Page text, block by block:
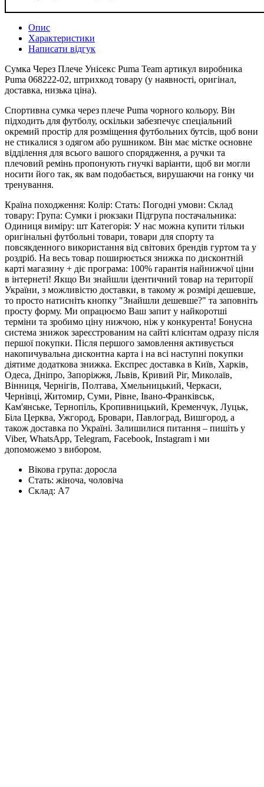
Опис
Характеристики
Написати відгук
Сумка Через Плече Унісекс Puma Team артикул виробника
Puma 068222-02, штрихкод товару (у наявності, оригінал,
доставка, низька ціна).
Спортивна сумка через плече Puma чорного кольору. Він
підходить для футболу, оскільки забезпечує спеціальний
окремий простір для розміщення футбольних бутсів, щоб вони
не стикалися з одягом або рушником. Він має містке основне
відділення для всього вашого спорядження, а ручки та
плечовий ремінь пропонують гнучкі варіанти, щоб ви могли
носити його так, як вам подобається, вирушаючи на гонку чи
тренування.
Країна походження: Колір: Стать: Погодні умови: Склад
товару: Група: Сумки і рюкзаки Підгрупа постачальника:
Одиниця виміру: шт Категорія: У нас можна купити тільки
оригінальні футбольні товари, товари для спорту та
повсякденного використання від світових брендів гуртом та у
роздріб. На весь товар поширюється знижка по дисконтній
карті магазину + діє програма: 100% гарантія найнижчої ціни
в інтернеті! Якщо Ви знайшли ідентичний товар на території
України, з можливістю доставки, в такому ж розмірі дешевше,
то просто натисніть кнопку "Знайшли дешевше?" та заповніть
просту форму. Ми опрацюємо Ваш запит у найкоротші
терміни та зробимо ціну нижчою, ніж у конкурента! Бонусна
система знижок зареєстрованим на сайті клієнтам одразу після
першої покупки. Після першого замовлення активується
накопичувальна дисконтна карта і на всі наступні покупки
діятиме додаткова знижка. Експрес доставка в Київ, Харків,
Одеса, Дніпро, Запоріжжя, Львів, Кривий Ріг, Миколаїв,
Вінниця, Чернігів, Полтава, Хмельницький, Черкаси,
Чернівці, Житомир, Суми, Рівне, Івано-Франківськ,
Кам'янське, Тернопіль, Кропивницький, Кременчук, Луцьк,
Біла Церква, Ужгород, Бровари, Павлоград, Вишгород, а
також доставка по Україні. Залишилися питання – пишіть у
Viber, WhatsApp, Telegram, Facebook, Instagram і ми
допоможемо з вибором.
Вікова група: доросла
Стать: жіноча, чоловіча
Склад: А7